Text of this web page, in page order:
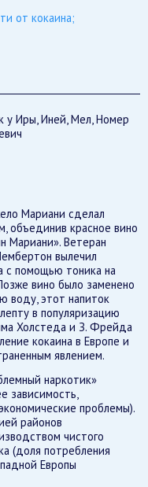
от кокаина;
у Иры, Иней, Мел, Номер
Мариани сделал
объединив красное вино
Мариани». Ветеран
вылечил
с помощью тоника на
вино было заменено
воду, этот напиток
в популяризацию
Холстеда и З. Фрейда
кокаина в Европе и
явлением.
наркотик»
зависимость,
проблемы).
районов
чистого
(доля потребления
Европы